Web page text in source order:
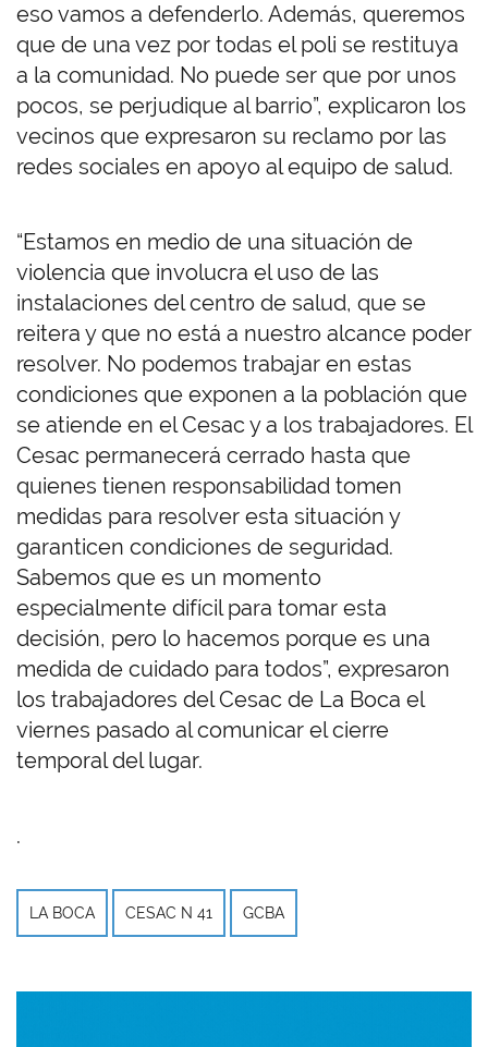
eso vamos a defenderlo. Además, queremos
que de una vez por todas el poli se restituya
a la comunidad. No puede ser que por unos
pocos, se perjudique al barrio”, explicaron los
vecinos que expresaron su reclamo por las
redes sociales en apoyo al equipo de salud.
“Estamos en medio de una situación de
violencia que involucra el uso de las
instalaciones del centro de salud, que se
reitera y que no está a nuestro alcance poder
resolver. No podemos trabajar en estas
condiciones que exponen a la población que
se atiende en el Cesac y a los trabajadores. El
Cesac permanecerá cerrado hasta que
quienes tienen responsabilidad tomen
medidas para resolver esta situación y
garanticen condiciones de seguridad.
Sabemos que es un momento
especialmente difícil para tomar esta
decisión, pero lo hacemos porque es una
medida de cuidado para todos”, expresaron
los trabajadores del Cesac de La Boca el
viernes pasado al comunicar el cierre
temporal del lugar.
.
LA BOCA CESAC N 41 GCBA